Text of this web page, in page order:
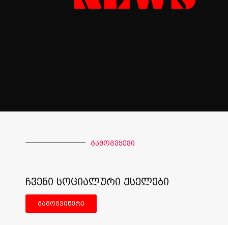
გამოგვყევი
ჩვენი სოციალური ქსელები
გამოგვიწერე